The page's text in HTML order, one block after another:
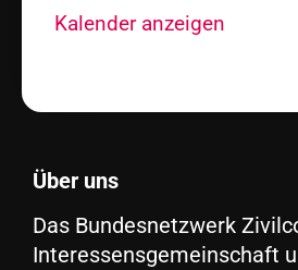
Kalender anzeigen
Über uns
Das Bundesnetzwerk
Interessensgemeinschaft